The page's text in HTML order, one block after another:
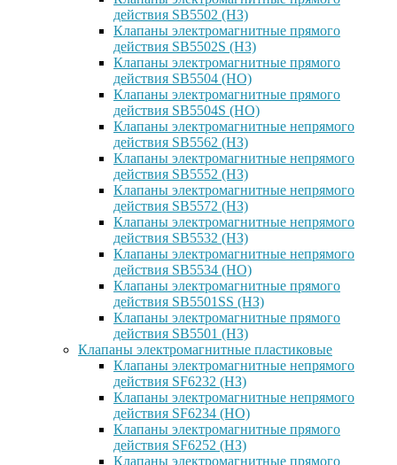
действия SB5502 (НЗ)
Клапаны электромагнитные прямого
действия SB5502S (НЗ)
Клапаны электромагнитные прямого
действия SB5504 (НО)
Клапаны электромагнитные прямого
действия SB5504S (НО)
Клапаны электромагнитные непрямого
действия SB5562 (НЗ)
Клапаны электромагнитные непрямого
действия SB5552 (НЗ)
Клапаны электромагнитные непрямого
действия SB5572 (НЗ)
Клапаны электромагнитные непрямого
действия SB5532 (НЗ)
Клапаны электромагнитные непрямого
действия SB5534 (НО)
Клапаны электромагнитные прямого
действия SB5501SS (НЗ)
Клапаны электромагнитные прямого
действия SB5501 (НЗ)
Клапаны электромагнитные пластиковые
Клапаны электромагнитные непрямого
действия SF6232 (НЗ)
Клапаны электромагнитные непрямого
действия SF6234 (НО)
Клапаны электромагнитные прямого
действия SF6252 (НЗ)
Клапаны электромагнитные прямого